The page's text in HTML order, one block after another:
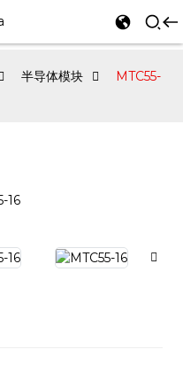
半导体模块
MTC55-